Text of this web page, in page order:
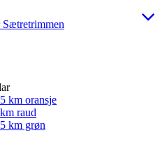
Sætretrimmen
km oransje
raud
km grøn